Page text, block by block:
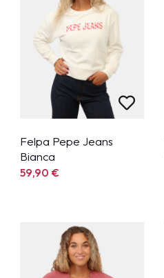
Felpa Pepe Jeans
Bianca
59,90€